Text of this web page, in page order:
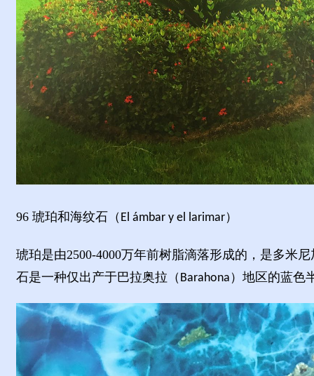
96 琥珀和海纹石（ El ámbar y el larimar）
琥珀是由2500-4000万年前树脂滴落形成的，是多米
石是一种仅出产于巴拉奥拉（ Barahona ）地区的蓝色